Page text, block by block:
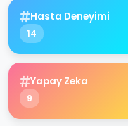
Hasta Deneyimi
14
Yapay Zeka
9